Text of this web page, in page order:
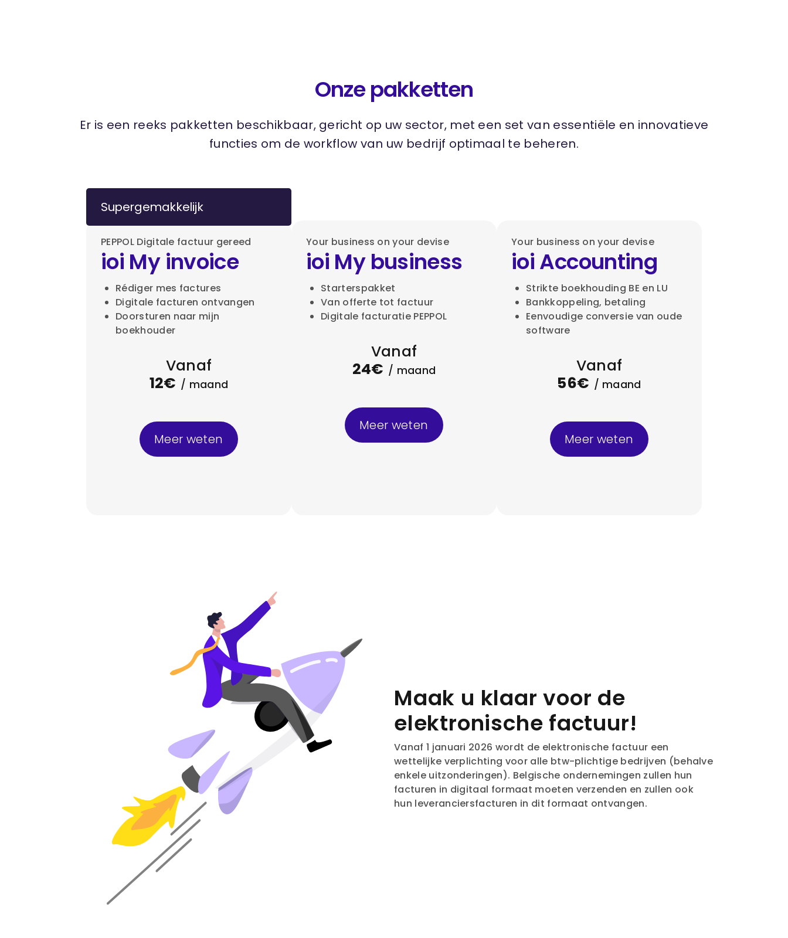
Onze pakketten
Er is een reeks pakketten beschikbaar, gericht op uw sector, met een set van essentiële en innovatieve
functies om de workflow van uw bedrijf optimaal te beheren.
Supergemakkelijk
PEPPOL Digitale factuur gereed
ioi My invoice
Rédiger mes factures
Digitale facturen ontvangen
Doorsturen naar mijn
boekhouder
Vanaf
12€ / maand
Meer weten
Your business on your devise
ioi My business
Starterspakket
Van offerte tot factuur
Digitale facturatie PEPPOL
Vanaf
24€ / maand
Meer weten
Your business on your devise
ioi Accounting
Strikte boekhouding BE en LU
Bankkoppeling, betaling
Eenvoudige conversie van oude
software
Vanaf
56€ / maand
Meer weten
Maak u klaar voor de
elektronische factuur!
Vanaf 1 januari 2026 wordt de elektronische factuur een
wettelijke verplichting voor alle btw-plichtige bedrijven (behalve
enkele uitzonderingen). Belgische ondernemingen zullen hun
facturen in digitaal formaat moeten verzenden en zullen ook
hun leveranciersfacturen in dit formaat ontvangen.